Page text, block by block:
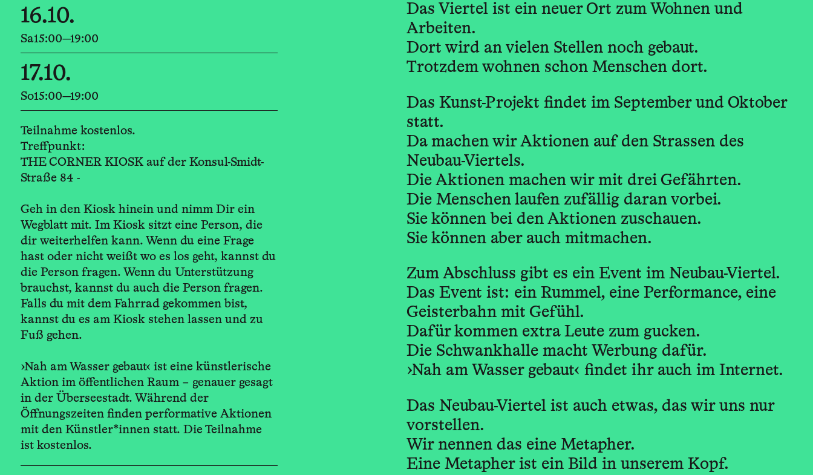
16.10.
Sa15:00—19:00
17.10.
So15:00—19:00
Teilnahme kostenlos.
Treffpunkt:
THE CORNER KIOSK auf der Konsul-Smidt-
Straße 84 -
Geh in den Kiosk hinein und nimm Dir ein
Wegblatt mit. Im Kiosk sitzt eine Person, die
dir weiterhelfen kann. Wenn du eine Frage
hast oder nicht weißt wo es los geht, kannst du
die Person fragen. Wenn du Unterstützung
brauchst, kannst du auch die Person fragen.
Falls du mit dem Fahrrad gekommen bist,
kannst du es am Kiosk stehen lassen und zu
Fuß gehen.
›Nah am Wasser gebaut‹ ist eine künstlerische
Aktion im öffentlichen Raum – genauer gesagt
in der Überseestadt. Während der
Öffnungszeiten finden performative Aktionen
mit den Künstler*innen statt. Die Teilnahme
ist kostenlos.
Das Viertel ist ein neuer Ort zum Wohnen und
Arbeiten.
Dort wird an vielen Stellen noch gebaut.
Trotzdem wohnen schon Menschen dort.
Das Kunst-Projekt findet im September und Oktober
statt.
Da machen wir Aktionen auf den Strassen des
Neubau-Viertels.
Die Aktionen machen wir mit drei Gefährten.
Die Menschen laufen zufällig daran vorbei.
Sie können bei den Aktionen zuschauen.
Sie können aber auch mitmachen.
Zum Abschluss gibt es ein Event im Neubau-Viertel.
Das Event ist: ein Rummel, eine Performance, eine
Geisterbahn mit Gefühl.
Dafür kommen extra Leute zum gucken.
Die Schwankhalle macht Werbung dafür.
›Nah am Wasser gebaut‹ findet ihr auch im Internet.
Das Neubau-Viertel ist auch etwas, das wir uns nur
vorstellen.
Wir nennen das eine Metapher.
Eine Metapher ist ein Bild in unserem Kopf.